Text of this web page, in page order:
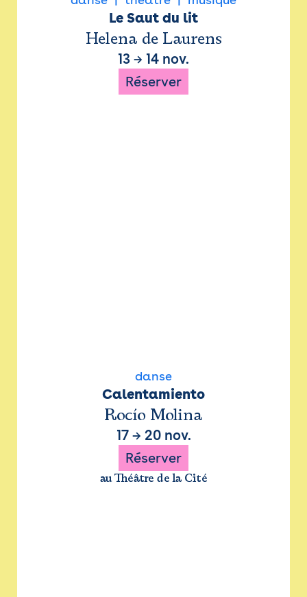
Le Saut du lit
Helena de Laurens
13 → 14 nov.
Réserver
danse
Calentamiento
Rocío Molina
17→ 20 nov.
Réserver
au Théâtre de la Cité